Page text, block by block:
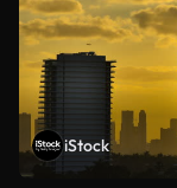
iStock